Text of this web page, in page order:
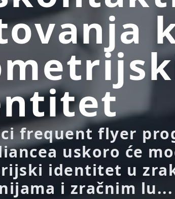
frequent flyer
uskoro će
identitet u
i zračnim lu...